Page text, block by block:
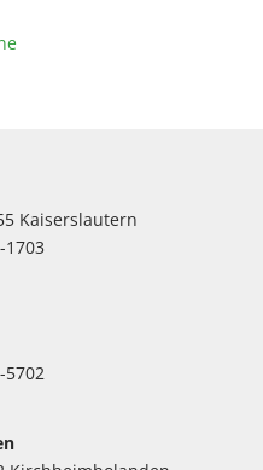
Kaiserslautern
1703
5702